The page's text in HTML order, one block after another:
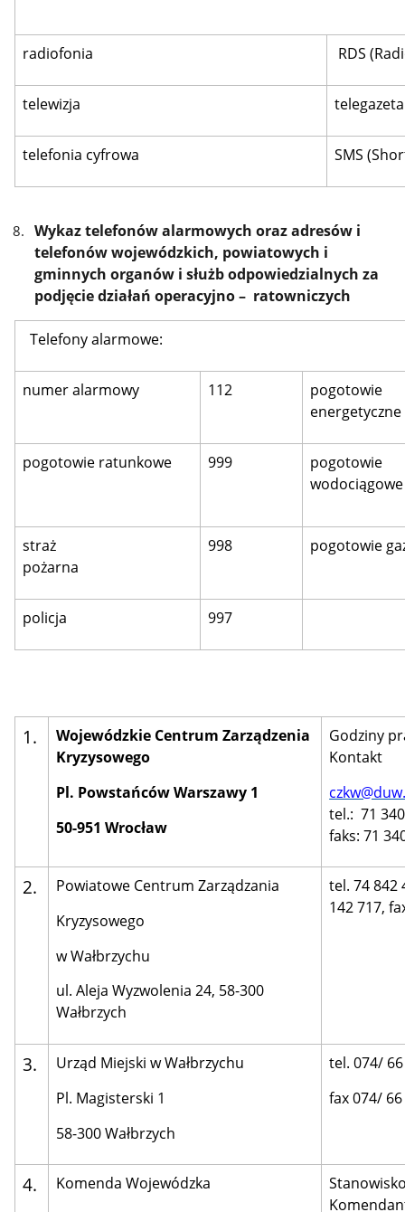
radiofonia RDS
telewizja telegazeta
telefonia cyfrowa SMS
Wykaz telefonów alarmowych oraz adresów i
telefonów wojewódzkich, powiatowych i
gminnych organów i służb odpowiedzialnych za
podjęcie działań operacyjno – ratowniczych
Telefony alarmowe:
numer alarmowy 112
pogotowie
energetyczne
pogotowie ratunkowe 999
pogotowie
straż
pożarna
998 pogotowie
policja 997
1.
Wojewódzkie Centrum Zarządzenia
Kryzysowego
Pl. Powstańców Warszawy 1
50-951 Wrocław
Godziny
Kontakt
tel.: 71
faks: 71
2.
Powiatowe Centrum Zarządzania
Kryzysowego
w Wałbrzychu
ul. Aleja Wyzwolenia 24, 58-300
Wałbrzych
tel. 74 842
142 717,
3.
Urząd Miejski w Wałbrzychu
Pl. Magisterski 1
58-300 Wałbrzych
tel. 074/
fax 074/
4.
Komenda Wojewódzka